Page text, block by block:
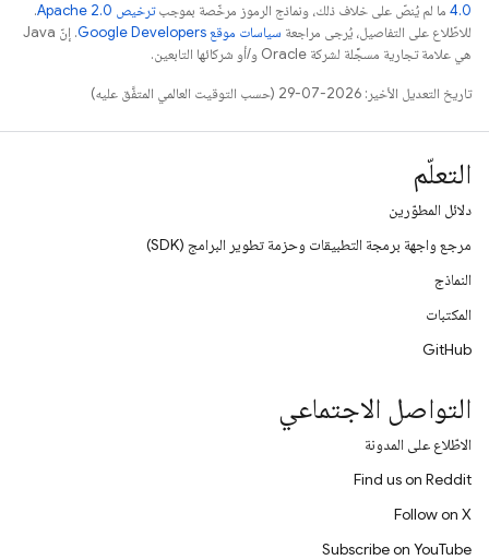
4.0‏ ما لم يُنصّ على خلاف ذلك، ونماذج الرموز مرخّصة بموجبترخيص Apache 2.0‏
.
للاطّلاع على التفاصيل، يُرجى مراجعة سياسات موقع Google Developers‏
. إنّ Java
هي علامة تجارية مسجَّلة لشركة Oracle و/أو شركائها التابعين.
تاريخ التعديل الأخير: 2026-07-29 (حسب التوقيت العالمي المتفَّق عليه)
التعلّم
دلائل المطوّرين
مرجع واجهة برمجة التطبيقات وحزمة تطوير البرامج (SDK)
النماذج
المكتبات
GitHub
التواصل الاجتماعي
الاطّلاع على المدونة
Find us on Reddit
Follow on X
Subscribe on YouTube